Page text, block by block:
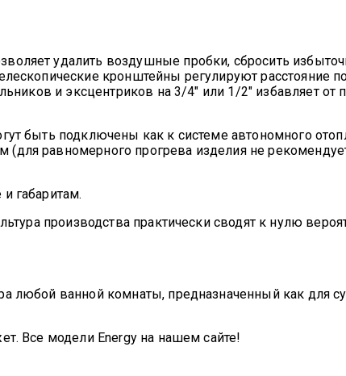
удалить воздушные пробки, сбросить
кронштейны регулируют расстояние
и эксцентриков на 3/4" или 1/2" избавляет от
быть подключены как к системе автономного
равномерного прогрева изделия не
габаритам.
производства практически сводят к нулю
любой ванной комнаты, предназначенный как для
Все модели Energy на нашем сайте!